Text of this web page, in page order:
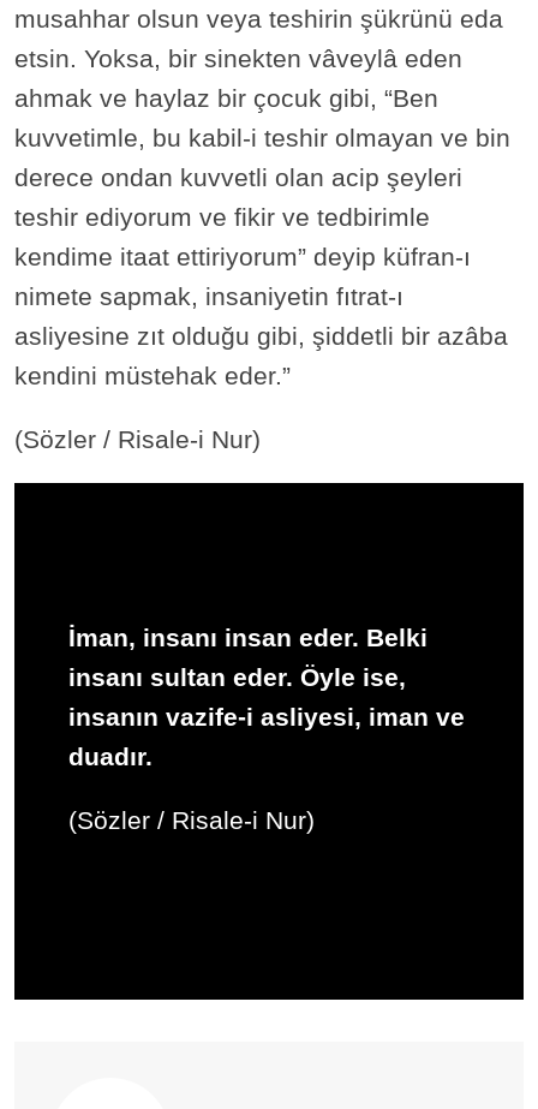
musahhar olsun veya teshirin şükrünü eda
etsin. Yoksa, bir sinekten vâveylâ eden
ahmak ve haylaz bir çocuk gibi, “Ben
kuvvetimle, bu kabil-i teshir olmayan ve bin
derece ondan kuvvetli olan acip şeyleri
teshir ediyorum ve fikir ve tedbirimle
kendime itaat ettiriyorum” deyip küfran-ı
nimete sapmak, insaniyetin fıtrat-ı
asliyesine zıt olduğu gibi, şiddetli bir azâba
kendini müstehak eder.”
(Sözler / Risale-i Nur)
İman, insanı insan eder. Belki
insanı sultan eder. Öyle ise,
insanın vazife-i asliyesi, iman ve
duadır.
(Sözler / Risale-i Nur)